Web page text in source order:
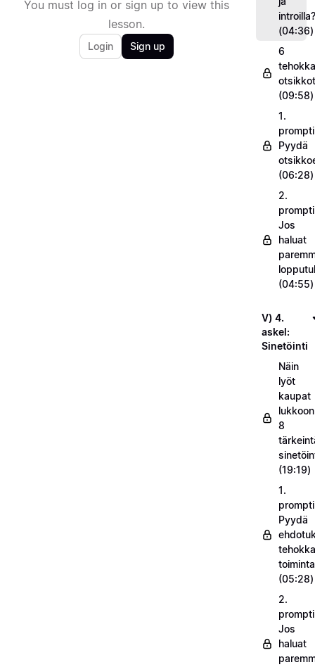
You must log in or sign up to view this
lesson.
Login Sign up
introilla?
(04:36)
6
(09:58)
1.
Pyydä
(06:28)
2.
Jos
haluat
(04:55)
V) 4.
askel:
Sinetöinti
Näin
lyöt
kaupat
8
(19:19)
1.
Pyydä
(05:28)
2.
Jos
haluat